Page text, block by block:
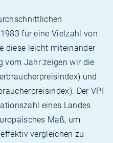
für eine Vielzahl von
diese leicht miteinander
vom Jahr zeigen wir die
und
Der VPI
eines Landes
Maß, um
vergleichen zu